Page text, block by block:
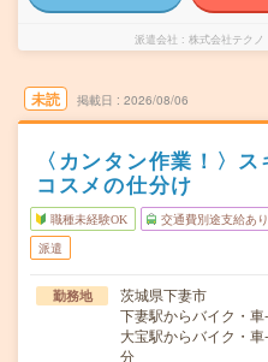
派遣会社 株式会社テクノ
未読 掲載日 2026/08/06
〈カンタン作業！〉
コスメの仕分け
職種未経験OK 交通費別途支給あり
派遣
勤務地
茨城県下妻市
下妻駅からバイク・
大宝駅からバイク・
分